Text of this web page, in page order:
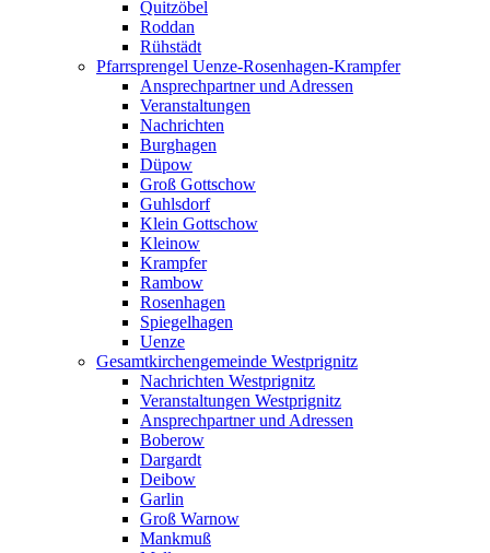
Quitzöbel
Roddan
Rühstädt
Pfarrsprengel Uenze-Rosenhagen-Krampfer
Ansprechpartner und Adressen
Veranstaltungen
Nachrichten
Burghagen
Düpow
Groß Gottschow
Guhlsdorf
Klein Gottschow
Kleinow
Krampfer
Rambow
Rosenhagen
Spiegelhagen
Uenze
Gesamtkirchengemeinde Westprignitz
Nachrichten Westprignitz
Veranstaltungen Westprignitz
Ansprechpartner und Adressen
Boberow
Dargardt
Deibow
Garlin
Groß Warnow
Mankmuß